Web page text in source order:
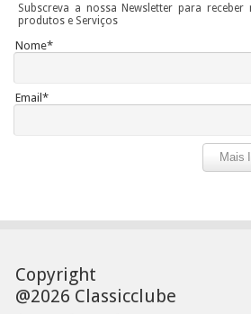
Subscreva a nossa Newsletter para
produtos e Serviços
Nome*
Email*
Copyright
@2026 Classicclube